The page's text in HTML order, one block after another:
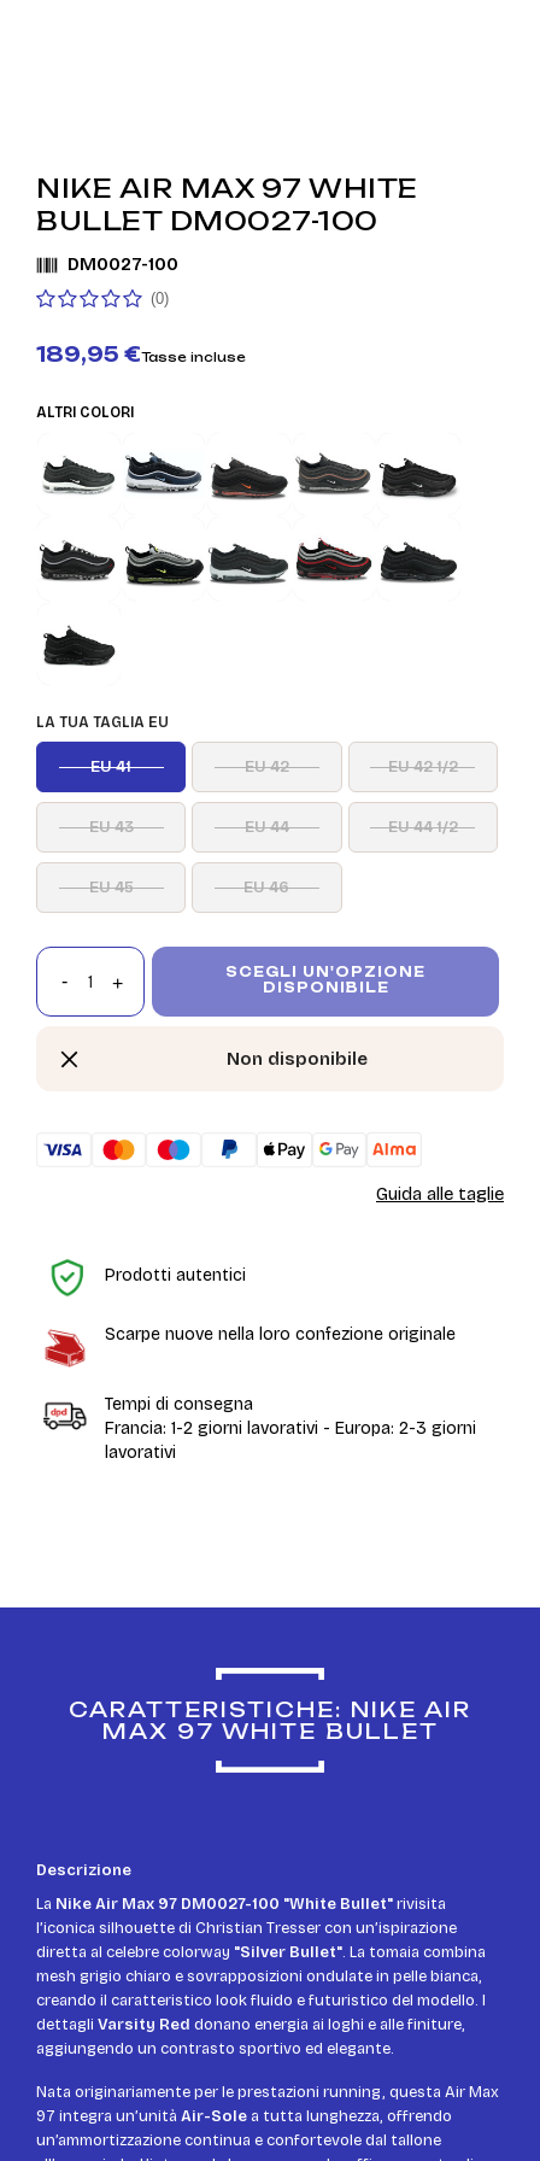
NIKE AIR MAX 97 WHITE
BULLET DM0027-100
DM0027-100
(0)
189,95 €Tasse incluse
ALTRI COLORI
LA TUA TAGLIA EU
EU 41 EU 42 EU 42 1/2
EU 43 EU 44 EU 44 1/2
EU 45 EU 46
SCEGLI UN'OPZIONE
DISPONIBILE
Non disponibile
Guida alle taglie
Prodotti autentici
Scarpe nuove nella loro confezione originale
Tempi di consegna
Francia: 1-2 giorni lavorativi - Europa: 2-3 giorni
lavorativi
CARATTERISTICHE: NIKE AIR
MAX 97 WHITE BULLET
Descrizione
La Nike Air Max 97 DM0027-100 "White Bullet"rivisita
l’iconica silhouette di Christian Tresser con un’ispirazione
diretta al celebre colorway "Silver Bullet". La tomaia combina
mesh grigio chiaro e sovrapposizioni ondulate in pelle bianca,
creando il caratteristico look fluido e futuristico del modello. I
dettagli Varsity Red donano energia ai loghi e alle finiture,
aggiungendo un contrasto sportivo ed elegante.
Nata originariamente per le prestazioni running, questa Air Max
97 integra un’unità Air-Sole a tutta lunghezza, offrendo
un’ammortizzazione continua e confortevole dal tallone